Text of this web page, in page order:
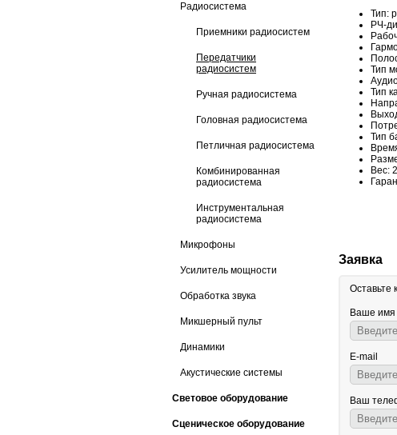
Радиосистема
Приемники радиосистем
Передатчики
радиосистем
Ручная радиосистема
Головная радиосистема
Петличная радиосистема
Комбинированная
радиосистема
Инструментальная
радиосистема
Микрофоны
Усилитель мощности
Обработка звука
Микшерный пульт
Динамики
Акустические системы
Световое оборудование
Сценическое оборудование
Тип:
РЧ-
Тип
Тип
Тип
Вес:
Заявка
Оставьте
Ваше имя
E-mail
Ваш